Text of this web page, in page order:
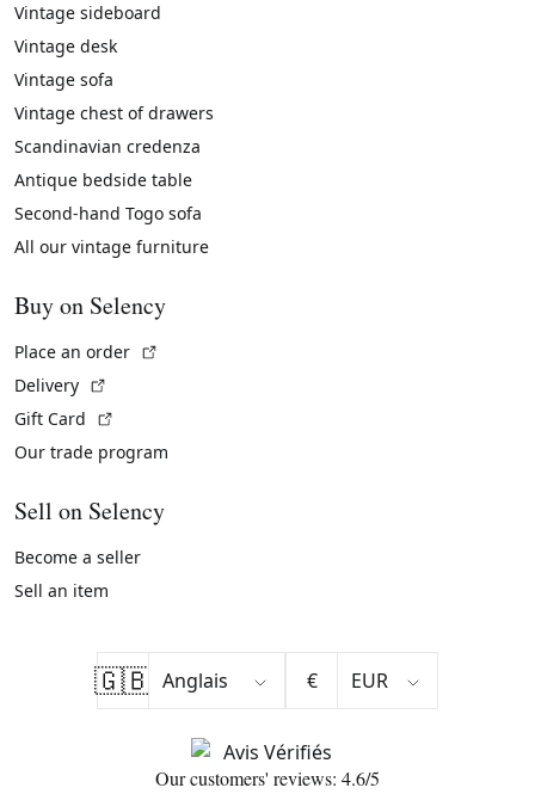
Vintage sideboard
Vintage desk
Vintage sofa
Vintage chest of drawers
Scandinavian credenza
Antique bedside table
Second-hand Togo sofa
All our vintage furniture
Buy on Selency
Place an order
Delivery
Gift Card
Our trade program
Sell on Selency
Become a seller
Sell an item
🇬🇧 €
Our customers' reviews: 4.6/5